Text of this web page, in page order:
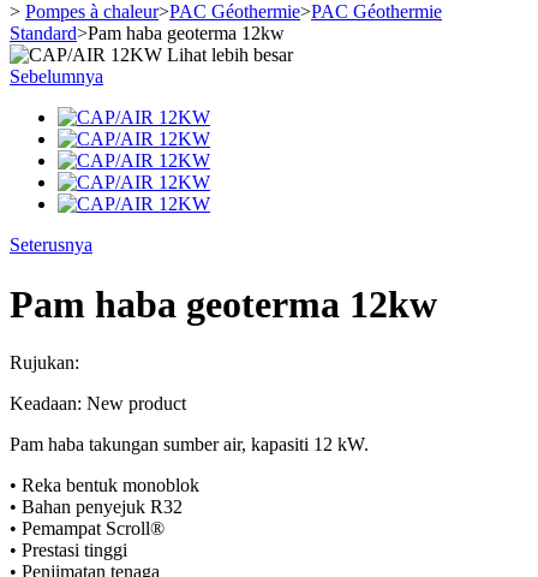
> Pompes à chaleur>PAC Géothermie>PAC Géothermie
Standard>Pam haba geoterma 12kw
Lihat lebih besar
Sebelumnya
Seterusnya
Pam haba geoterma 12kw
Rujukan:
Keadaan: New product
Pam haba takungan sumber air, kapasiti 12 kW.
• Reka bentuk monoblok
• Bahan penyejuk R32
• Pemampat Scroll®
• Prestasi tinggi
• Penjimatan tenaga